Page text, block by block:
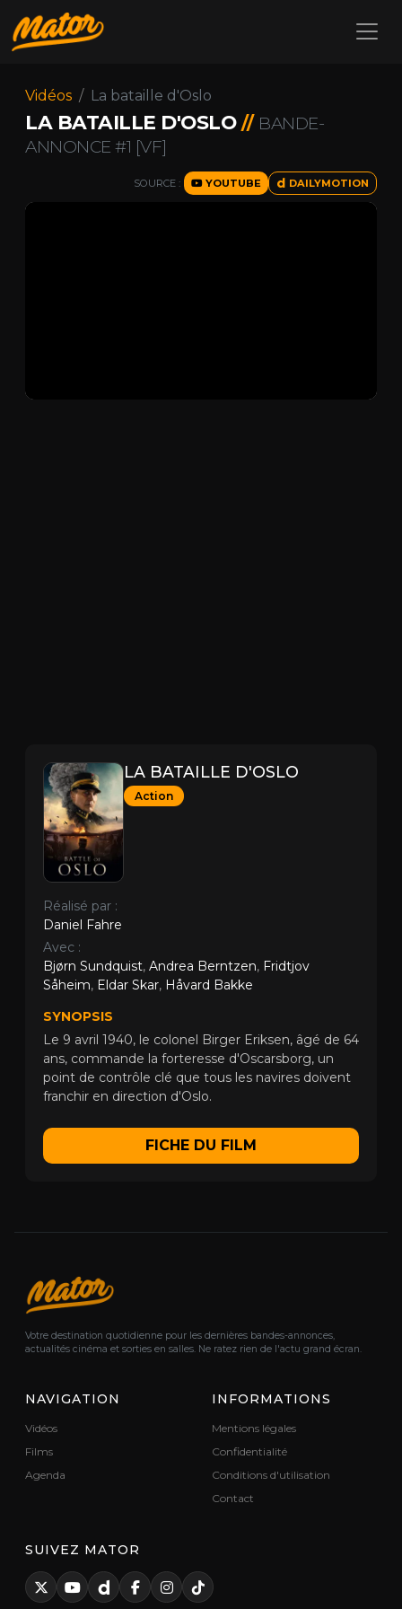
Vidéos La bataille d'Oslo
LA BATAILLE D'OSLO // BANDE-
ANNONCE #1 [VF]
SOURCE : YOUTUBE DAILYMOTION
LA BATAILLE D'OSLO
Action
Réalisé par :
Daniel Fahre
Avec :
Bjørn Sundquist, Andrea Berntzen, Fridtjov
Såheim, Eldar Skar, Håvard Bakke
SYNOPSIS
Le 9 avril 1940, le colonel Birger Eriksen, âgé de 64
ans, commande la forteresse d'Oscarsborg, un
point de contrôle clé que tous les navires doivent
franchir en direction d'Oslo.
FICHE DU FILM
Votre destination quotidienne pour les dernières bandes-annonces,
actualités cinéma et sorties en salles. Ne ratez rien de l'actu grand écran.
NAVIGATION
Vidéos
Films
Agenda
INFORMATIONS
Mentions légales
Confidentialité
Conditions d'utilisation
Contact
SUIVEZ MATOR